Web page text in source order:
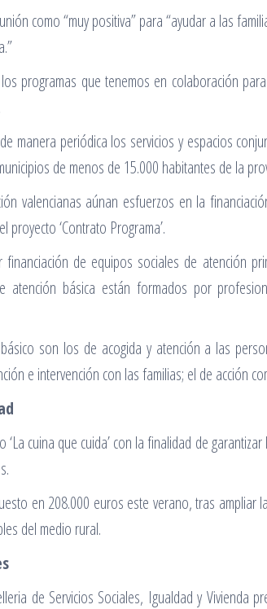
como “muy positiva” para “ayudar a las
programas que tenemos en colaboración
manera periódica los servicios y espacios
de menos de 15.000 habitantes de la
valencianas aúnan esfuerzos en la
‘Contrato Programa’.
financiación de equipos sociales de atención
atención básica están formados por
son los de acogida y atención a las
e intervención con las familias; el de acción
‘La cuina que cuida’ con la finalidad de
en 208.000 euros este verano, tras
del medio rural.
de Servicios Sociales, Igualdad y